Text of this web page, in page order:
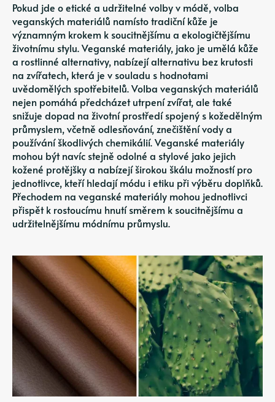
Pokud jde o etické a udržitelné volby v módě, volba
veganských materiálů namísto tradiční kůže je
významným krokem k soucitnějšímu a ekologičtějšímu
životnímu stylu. Veganské materiály, jako je umělá kůže
a rostlinné alternativy, nabízejí alternativu bez krutosti
na zvířatech, která je v souladu s hodnotami
uvědomělých spotřebitelů. Volba veganských materiálů
nejen pomáhá předcházet utrpení zvířat, ale také
snižuje dopad na životní prostředí spojený s kožedělným
průmyslem, včetně odlesňování, znečištění vody a
používání škodlivých chemikálií. Veganské materiály
mohou být navíc stejně odolné a stylové jako jejich
kožené protějšky a nabízejí širokou škálu možností pro
jednotlivce, kteří hledají módu i etiku při výběru doplňků.
Přechodem na veganské materiály mohou jednotlivci
přispět k rostoucímu hnutí směrem k soucitnějšímu a
udržitelnějšímu módnímu průmyslu.